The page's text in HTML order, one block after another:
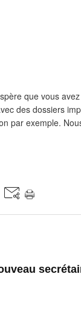
que vous
des dossiers
par exemple.